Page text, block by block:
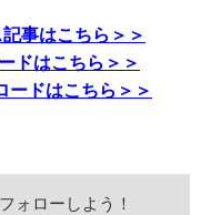
事はこちら＞＞
ドはこちら＞＞
ードはこちら＞＞
ォローしよう！